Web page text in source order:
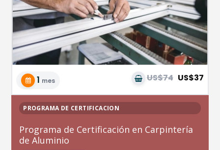
1 mes US$74 US$37
PROGRAMA DE CERTIFICACION
Programa de Certificación en Carpintería
de Aluminio